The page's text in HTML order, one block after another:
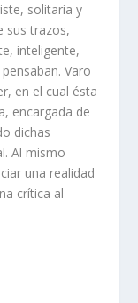
solitaria y
sus trazos,
inteligente,
Varo
en el cual ésta
encargada de
dichas
Al mismo
una realidad
crítica al